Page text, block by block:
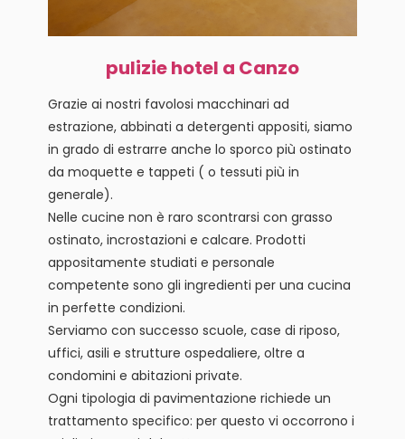
pulizie hotel a Canzo
Grazie ai nostri favolosi macchinari ad
estrazione, abbinati a detergenti appositi, siamo
in grado di estrarre anche lo sporco più ostinato
da moquette e tappeti ( o tessuti più in
generale).
Nelle cucine non è raro scontrarsi con grasso
ostinato, incrostazioni e calcare. Prodotti
appositamente studiati e personale
competente sono gli ingredienti per una cucina
in perfette condizioni.
Serviamo con successo scuole, case di riposo,
uffici, asili e strutture ospedaliere, oltre a
condomini e abitazioni private.
Ogni tipologia di pavimentazione richiede un
trattamento specifico: per questo vi occorrono i